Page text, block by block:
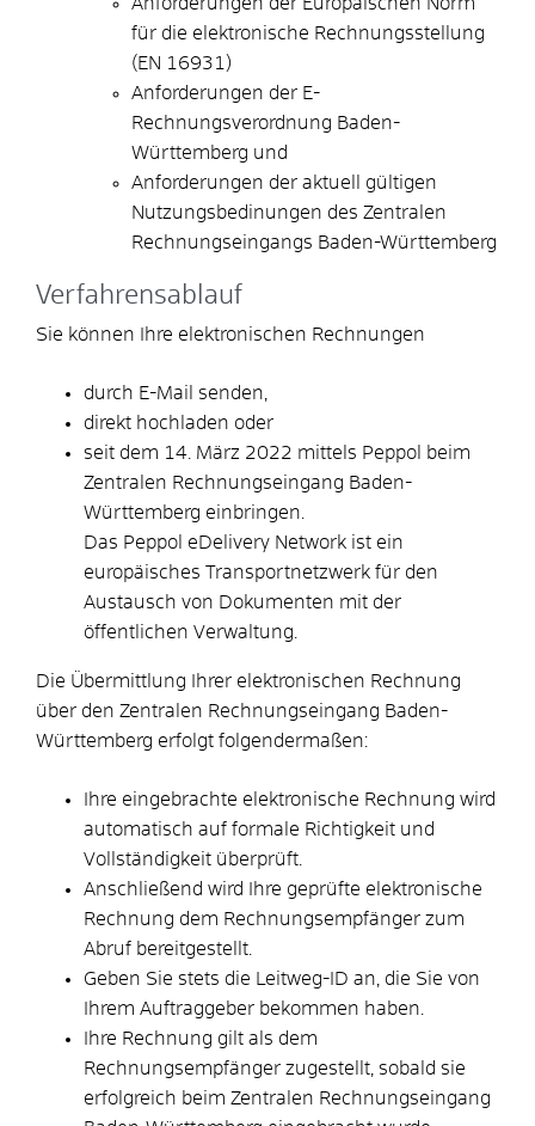
für die elektronische Rechnungsstellung
(EN 16931)
Anforderungen der E-
Rechnungsverordnung Baden-
Württemberg und
Anforderungen der aktuell gültigen
Nutzungsbedinungen des Zentralen
Rechnungseingangs Baden-Württemberg
Verfahrensablauf
Sie können Ihre elektronischen Rechnungen
durch E-Mail senden,
direkt hochladen oder
seit dem 14. März 2022 mittels Peppol beim
Zentralen Rechnungseingang Baden-
Württemberg einbringen.
Das Peppol eDelivery Network ist ein
europäisches Transportnetzwerk für den
Austausch von Dokumenten mit der
öffentlichen Verwaltung.
Die Übermittlung Ihrer elektronischen Rechnung
über den Zentralen Rechnungseingang Baden-
Württemberg erfolgt folgendermaßen:
Ihre eingebrachte elektronische Rechnung wird
automatisch auf formale Richtigkeit und
Vollständigkeit überprüft.
Anschließend wird Ihre geprüfte elektronische
Rechnung dem Rechnungsempfänger zum
Abruf bereitgestellt.
Geben Sie stets die Leitweg-ID an, die Sie von
Ihrem Auftraggeber bekommen haben.
Ihre Rechnung gilt als dem
Rechnungsempfänger zugestellt, sobald sie
erfolgreich beim Zentralen Rechnungseingang